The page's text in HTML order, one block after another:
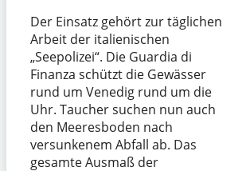
Der Einsatz gehört zur täglichen
Arbeit der italienischen
„Seepolizei“. Die Guardia di
Finanza schützt die Gewässer
rund um Venedig rund um die
Uhr. Taucher suchen nun auch
den Meeresboden nach
versunkenem Abfall ab. Das
gesamte Ausmaß der